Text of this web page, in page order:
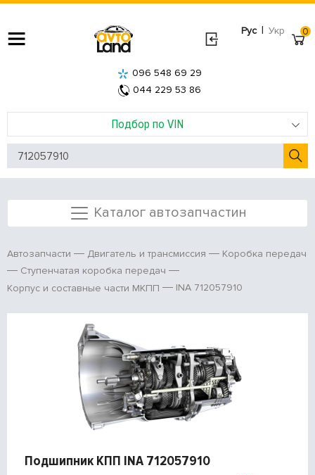
Рус | Укр
Подбор по VIN
096 548 69 29
044 229 53 86
0
Каталог автозапчастин
Автозапчасти Двигатель и трансмиссия
Коробка передач
Ступенчатая коробка передач
Корпус и составные части МКПП
INA 712057910
Подшипник КПП INA 712057910